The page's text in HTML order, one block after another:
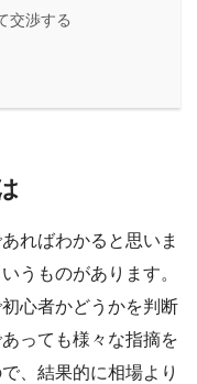
交渉する
ればわかると思いま
うものがあります。
心者かどうかを判断
っても様々な指摘を
、結果的に相場より